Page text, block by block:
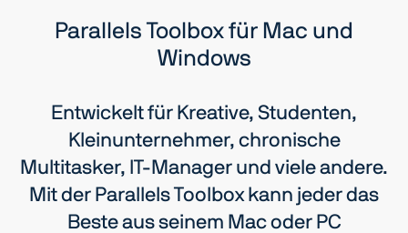
macOS
Audio konvertieren
macOS und Windows
Video konvertieren
Parallels Toolbox für Mac und
Windows
Entwickelt für Kreative, Studenten,
Kleinunternehmer, chronische
Multitasker, IT-Manager und viele andere.
Mit der Parallels Toolbox kann jeder das
Beste aus seinem Mac oder PC